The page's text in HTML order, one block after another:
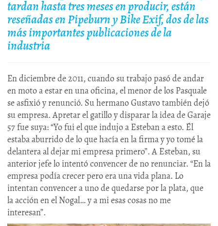
tardan hasta tres meses en producir, están
reseñadas en Pipeburn y Bike Exif, dos de las
más importantes publicaciones de la
industria
En diciembre de 2011, cuando su trabajo pasó de andar
en moto a estar en una oficina, el menor de los Pasquale
se asfixió y renunció. Su hermano Gustavo también dejó
su empresa. Apretar el gatillo y disparar la idea de Garaje
57 fue suya: “Yo fui el que indujo a Esteban a esto. Él
estaba aburrido de lo que hacía en la firma y yo tomé la
delantera al dejar mi empresa primero”. A Esteban, su
anterior jefe lo intentó convencer de no renunciar. “En la
empresa podía crecer pero era una vida plana. Lo
intentan convencer a uno de quedarse por la plata, que
la acción en el Nogal… y a mi esas cosas no me
interesan”.